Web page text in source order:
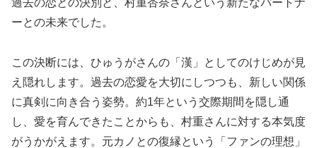
ーとの未来でした。
この決断には、ひゅうがさんの「漢」としてのけじめが見
え隠れします。過去の恋愛を大切にしつつも、新しい関係
に真剣に向き合う姿勢。約1年という交際期間を隠し通
し、愛を育んできたことからも、村重さんに対する本気度
がうかがえます。元カノとの復縁という「ファンの理想」